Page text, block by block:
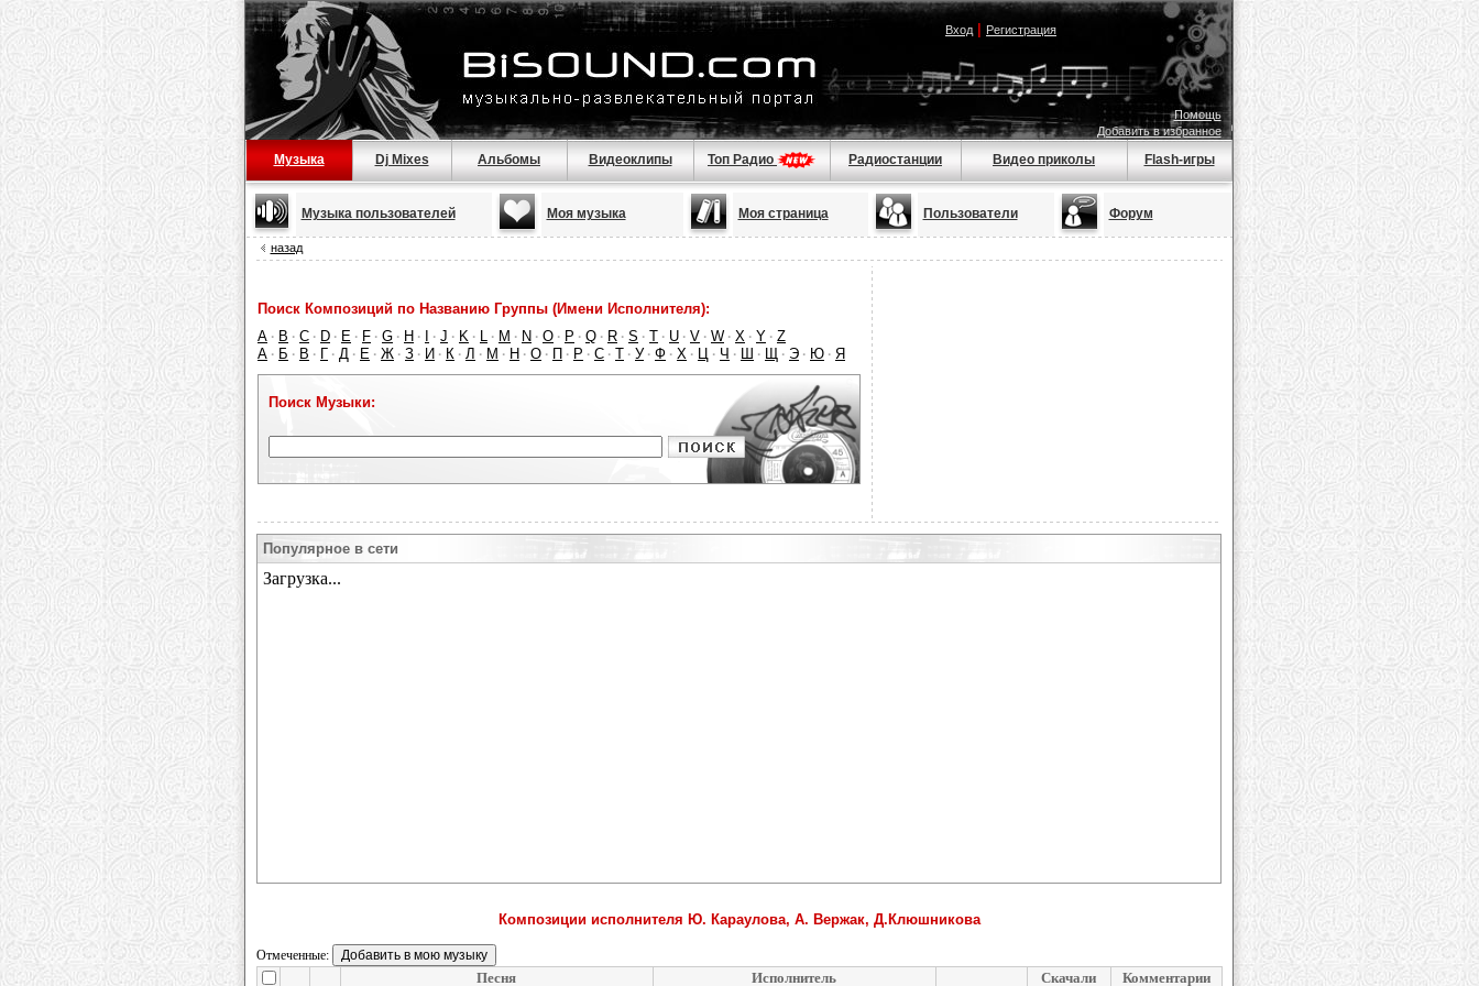
Вход| Регистрация
Помощь
Добавить в избранное
Музыка Dj Mixes Альбомы Видеоклипы Топ Радио Радиостанции Видео приколы Flash-игры
Музыка пользователей Моя музыка Моя страница Пользователи Форум
назад
Поиск Композиций по Названию Группы (Имени Исполнителя):
A · B · C · D · E · F · G · H · · J · K · L · M · N · O · P · Q · R · S · T · U · V · W · X · Y · Z
А · Б · В · Г · Д · Е · Ж · З · И · К · Л · М · Н · О · П · Р · С · Т · У · Ф · Х · Ц · Ч · Ш · Щ · Э · Ю · Я
Поиск Музыки:
Популярное в сети
Композиции исполнителя Ю. Караулова, А. Вержак, Д.Клюшникова
Отмеченные:
Песня Исполнитель Скачали Комментарии